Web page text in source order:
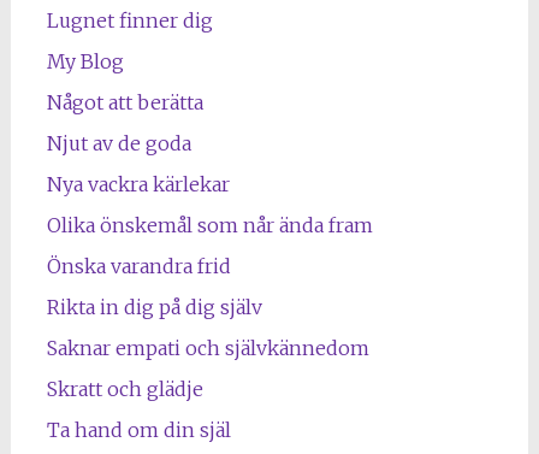
Lugnet finner dig
My Blog
Något att berätta
Njut av de goda
Nya vackra kärlekar
Olika önskemål som når ända fram
Önska varandra frid
Rikta in dig på dig själv
Saknar empati och självkännedom
Skratt och glädje
Ta hand om din själ